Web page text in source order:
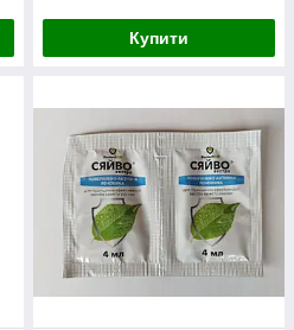
Купити